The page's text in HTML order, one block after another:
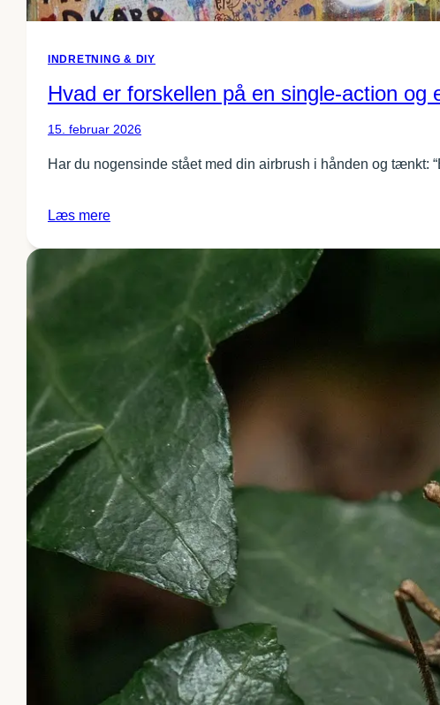
INDRETNING & DIY
Hvad er forskellen på en single-action og
15. februar 2026
Har du nogensinde stået med din airbrush i hånden og tænkt:
Læs mere